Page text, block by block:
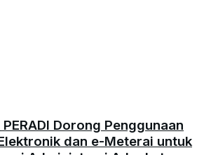
Dorong Penggunaan
dan e-Meterai untuk